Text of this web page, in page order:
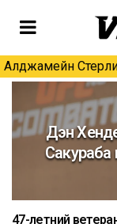
Алджамейн
Дэн
Сакураба
47-летний